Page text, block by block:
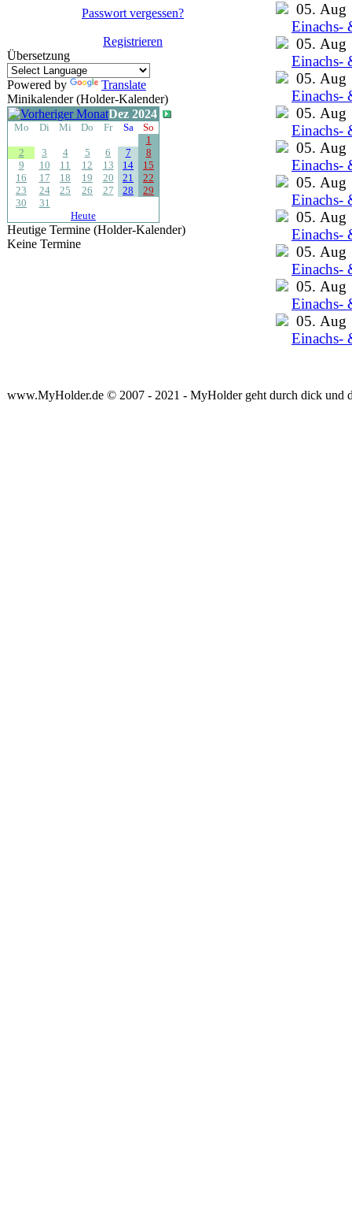
Passwort vergessen?
Registrieren
Übersetzung
Powered by
Translate
Minikalender (Holder-Kalender)
Dez 2024
Mo Di Mi Do Fr Sa
So
1
2
3 4 5 6 7
8
9
10 11 12 13 14
15
16
17 18 19 20 21
22
23
24 25 26 27 28
29
30
31
Heute
Heutige Termine (Holder-Kalender)
Keine Termine
05. Aug
Einachs-
05. Aug
Einachs-
05. Aug
Einachs-
05. Aug
Einachs-
05. Aug
Einachs-
05. Aug
Einachs-
05. Aug
Einachs-
05. Aug
Einachs-
05. Aug
Einachs-
05. Aug
Einachs-
www.MyHolder.de © 2007 - 2021 - MyHolder geht durch dick und